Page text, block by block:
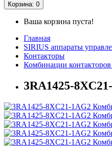
Корзина: 0
Ваша корзина пуста!
Главная
SIRIUS аппараты
Контакторы
Комбинации
3RA1425-